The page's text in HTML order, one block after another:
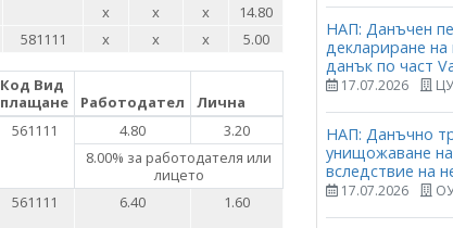
х х х
14.80
581111 х х х 5.00
Код Вид
плащане
Работодател
Лична
561111 4.80
3.20
8.00% за работодателя или
лицето
561111 6.40 1.60
НАП: Данъчен
деклариране
данък по част
17.07.2026
НАП: Данъчно
унищожаване
вследствие на
17.07.2026